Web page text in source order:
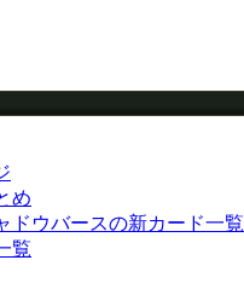
め
ドウバースの新カード一覧
覧